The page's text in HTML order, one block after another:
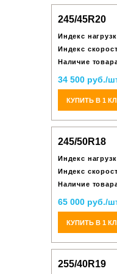
245/45R20
Индекс
Индекс
Наличие
34 500 руб./
КУПИТЬ В 1
245/50R18
Индекс
Индекс
Наличие
65 000 руб./
КУПИТЬ В 1
255/40R19